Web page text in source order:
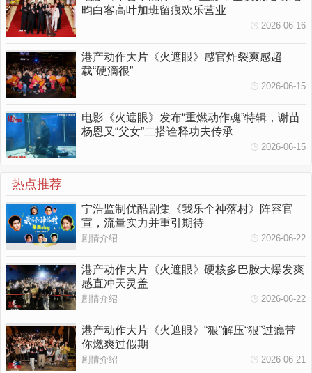
昀白客高叶加班留痕欢乐营业
2026-06-16
港产动作大片《火遮眼》感官炸裂爽感超
载“硬滴很”
2026-06-15
电影《火遮眼》发布“重燃动作魂”特辑，谢苗
杨恩又“父女”二搭诠释功夫传承
2026-06-15
热点推荐
宁浩监制优酷剧集《我乐个神落村》阵容官
宣，流量实力并重引期待
剧情介绍 2026-06-22
港产动作大片《火遮眼》硬核多巴胺大爆发爽
感直冲天灵盖
剧情介绍 2026-06-22
港产动作大片《火遮眼》“狠”解压“狠”过瘾带
你燃爽过假期
剧情介绍 2026-06-21